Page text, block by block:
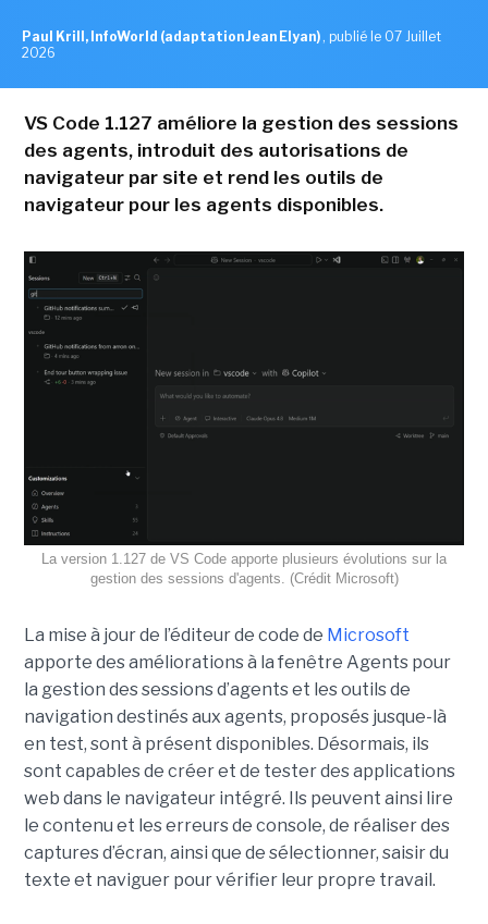
Paul Krill, InfoWorld (adaptation Jean Elyan) , publié le 07 Juillet
2026
VS Code 1.127 améliore la gestion des sessions
des agents, introduit des autorisations de
navigateur par site et rend les outils de
navigateur pour les agents disponibles.
La version 1.127 de VS Code apporte plusieurs évolutions sur la
gestion des sessions d'agents. (Crédit Microsoft)
La mise à jour de l’éditeur de code de Microsoft
apporte des améliorations à la fenêtre Agents pour
la gestion des sessions d’agents et les outils de
navigation destinés aux agents, proposés jusque-là
en test, sont à présent disponibles. Désormais, ils
sont capables de créer et de tester des applications
web dans le navigateur intégré. Ils peuvent ainsi lire
le contenu et les erreurs de console, de réaliser des
captures d’écran, ainsi que de sélectionner, saisir du
texte et naviguer pour vérifier leur propre travail.